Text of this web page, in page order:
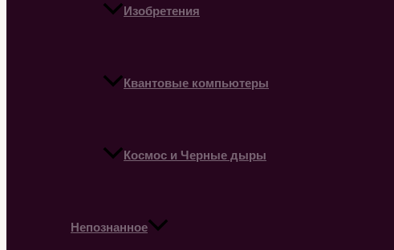
Изобретения
Квантовые компьютеры
Космос и Черные дыры
Непознанное